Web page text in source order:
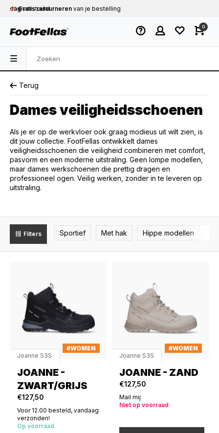
Op werkdagen voor 12.00u besteld, dezelfde
0
Terug
Dames veiligheidsschoenen
Als je er op de werkvloer ook graag modieus uit wilt zien, is
dit jouw collectie. FootFellas ontwikkelt dames
veiligheidsschoenen die veiligheid combineren met comfort,
pasvorm en een moderne uitstraling. Geen lompe modellen,
maar dames werkschoenen die prettig dragen en
professioneel ogen. Veilig werken, zonder in te leveren op
uitstraling.
Sportief Met hak Hippe modellen
Filters
#WOMEN
Joanne S3S
JOANNE -
ZWART/GRIJS
€127,50
Voor 12.00 besteld, vandaag
verzonden!
Op voorraad
#WOMEN
Joanne S3S
JOANNE - ZAND
€127,50
Mail mij
Niet op voorraad